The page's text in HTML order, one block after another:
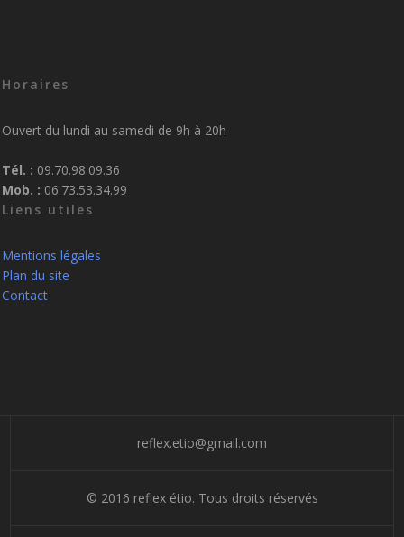
Horaires
Ouvert du lundi au samedi de 9h à 20h
Tél. : 09.70.98.09.36
Mob. : 06.73.53.34.99
Liens utiles
Mentions légales
Plan du site
Contact
reflex.etio@gmail.com
© 2016 reflex étio. Tous droits réservés